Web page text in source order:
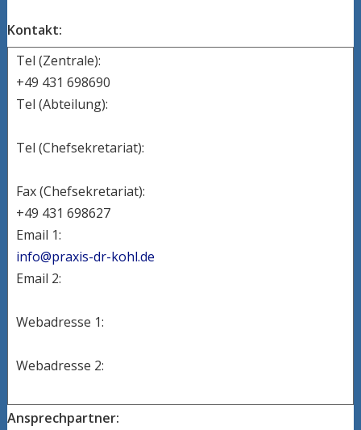
Kontakt:
Tel (Zentrale):
+49 431 698690
Tel (Abteilung):
Tel (Chefsekretariat):
Fax (Chefsekretariat):
+49 431 698627
Email 1:
info@praxis-dr-kohl.de
Email 2:
Webadresse 1:
Webadresse 2:
Ansprechpartner: